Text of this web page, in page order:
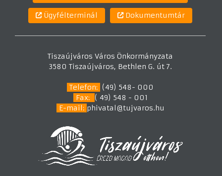
Ügyfélterminál Dokumentumtár
Tiszaújváros Város Önkormányzata
3580 Tiszaújváros, Bethlen G. út 7.
Telefon: (49) 548- 000
Fax: ( 49) 548 - 001
E-mail: phivatal@tujvaros.hu